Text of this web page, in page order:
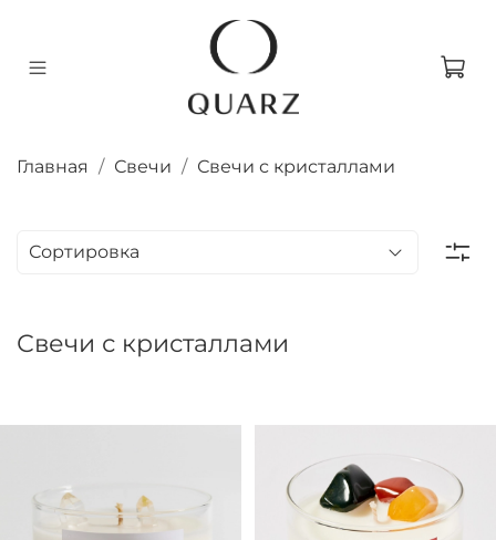
Главная Свечи Свечи с кристаллами
Свечи с кристаллами